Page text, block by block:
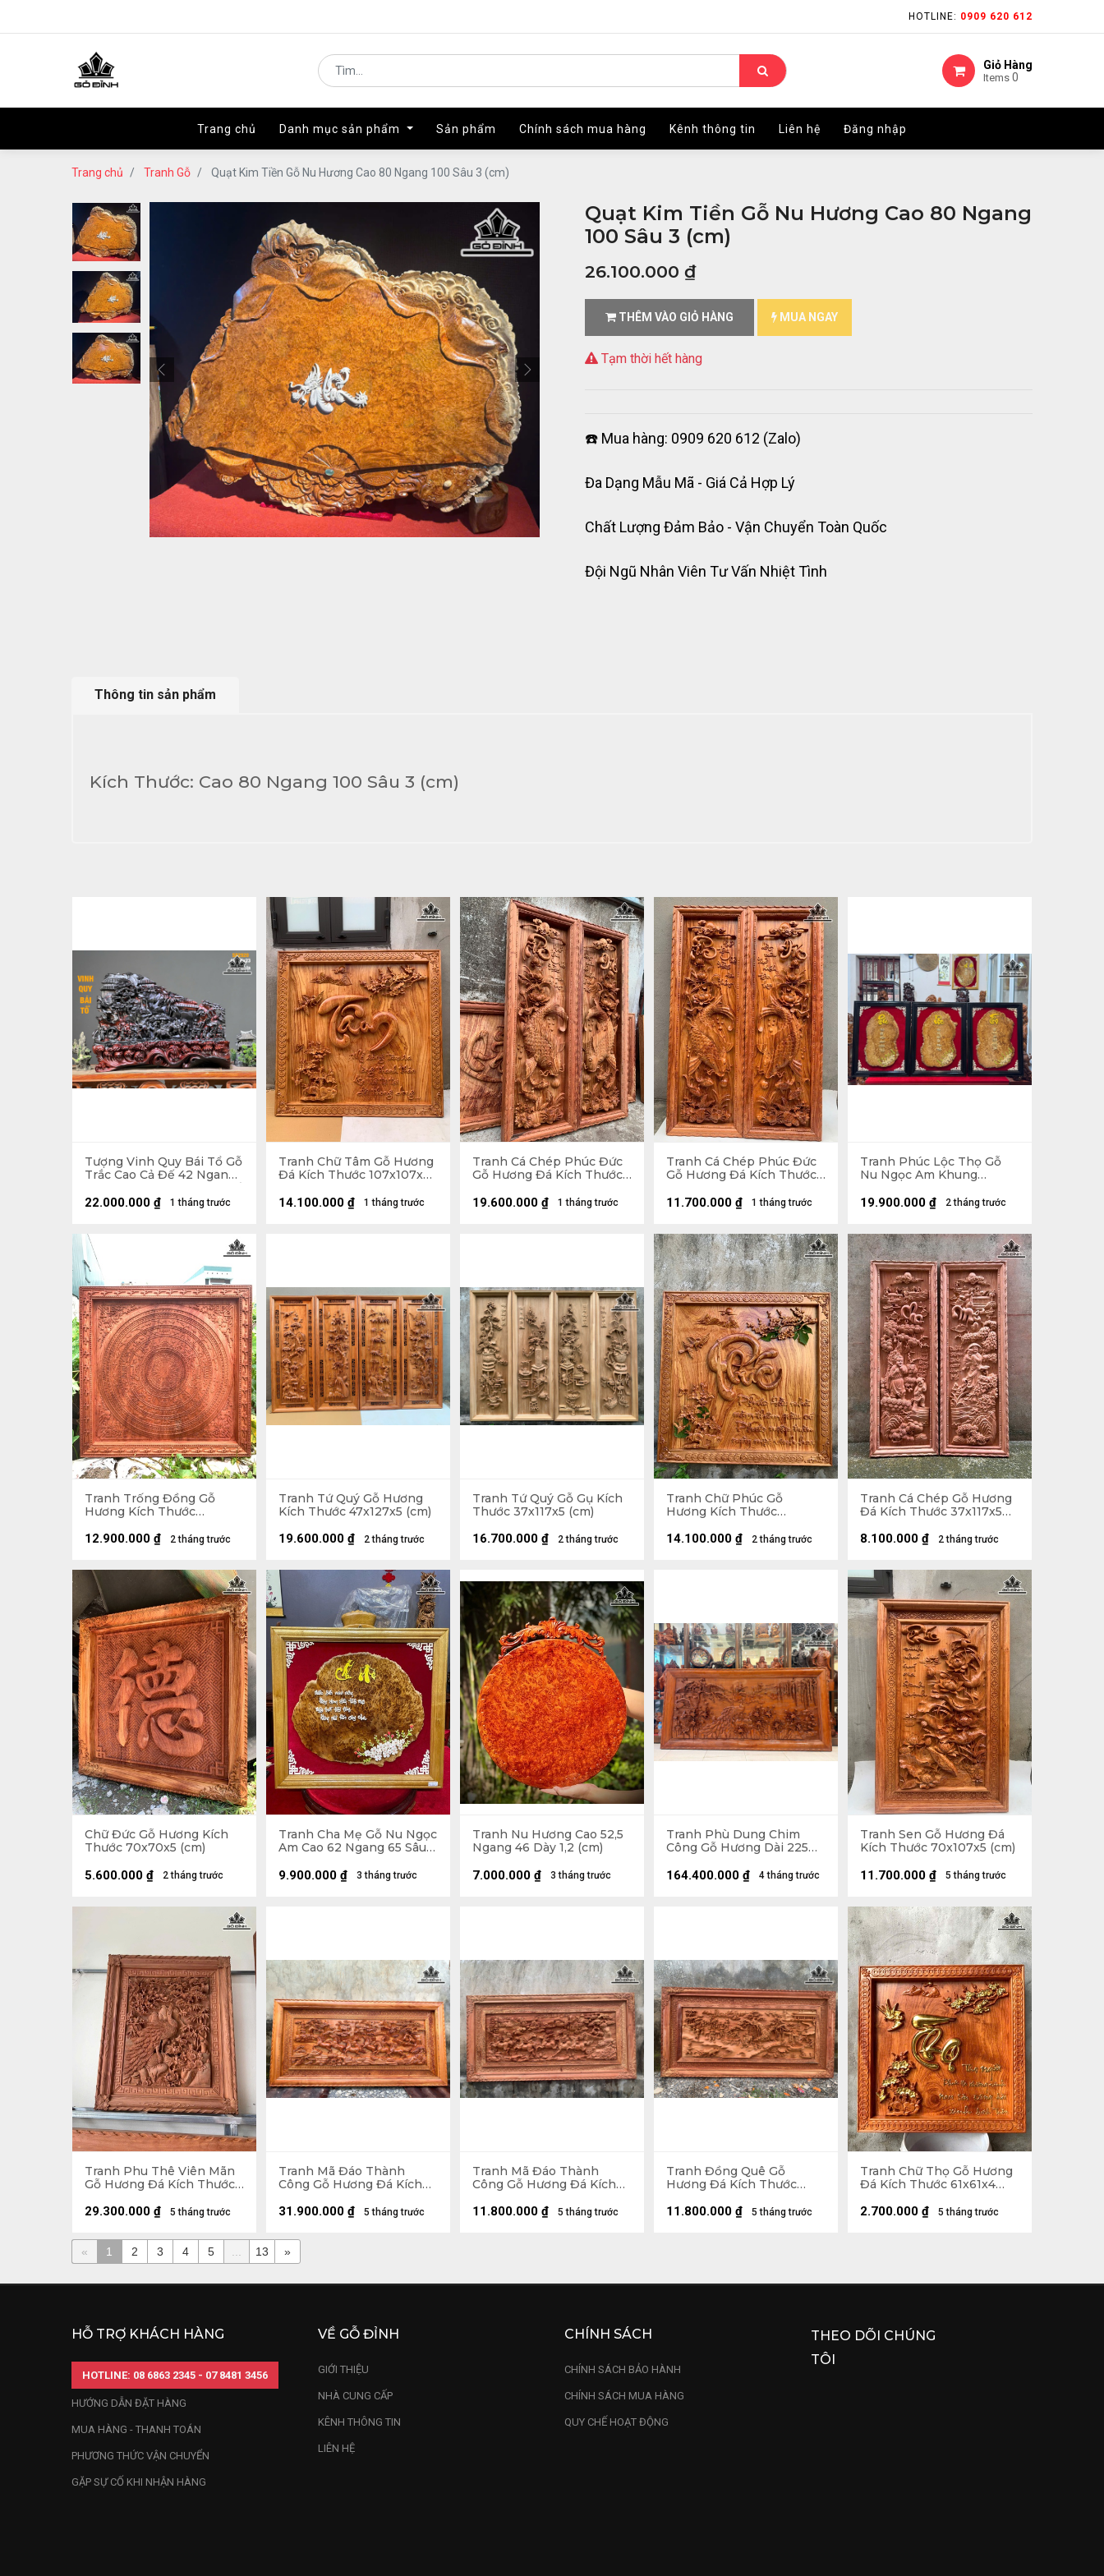
HOTLINE: 0909 620 612
Giỏ Hàng
Items 0
Trang chủ Danh mục sản phẩm Sản phẩm Chính sách mua hàng Kênh thông tin Liên hệ Đăng nhập
HOTLINE: 0909 620 612
Giỏ Hàng
Items 0
Trang chủ Danh mục sản phẩm Sản phẩm Chính sách mua hàng Kênh thông tin Liên hệ Đăng nhập
Trang chủ Tranh Gỗ Quạt Kim Tiền Gỗ Nu Hương Cao 80 Ngang 100 Sâu 3 (cm)
Quạt Kim Tiền Gỗ Nu Hương Cao 80 Ngang
100 Sâu 3 (cm)
26.100.000 ₫
THÊM VÀO GIỎ HÀNG MUA NGAY
Tạm thời hết hàng
☎️ Mua hàng: 0909 620 612 (Zalo)
Đa Dạng Mẫu Mã - Giá Cả Hợp Lý
Chất Lượng Đảm Bảo - Vận Chuyển Toàn Quốc
Đội Ngũ Nhân Viên Tư Vấn Nhiệt Tình
Thông tin sản phẩm
Kích Thước: Cao 80 Ngang 100 Sâu 3 (cm)
Tượng Vinh Quy Bái Tổ Gỗ
Trắc Cao Cả Đế 42 Ngang
58 Sâu 23 (cm) - Không Đế
32
1 tháng trước
22.000.000 ₫
Tranh Chữ Tâm Gỗ Hương
Đá Kích Thước 107x107x5
1 tháng trước
14.100.000 ₫
Tranh Cá Chép Phúc Đức
Gỗ Hương Đá Kích Thước
1 tháng trước
19.600.000 ₫
Tranh Cá Chép Phúc Đức
Gỗ Hương Đá Kích Thước
1 tháng trước
11.700.000 ₫
Tranh Phúc Lộc Thọ Gỗ
Nu Ngọc Am Khung
2 tháng trước
19.900.000 ₫
Tranh Trống Đồng Gỗ
Hương Kích Thước
2 tháng trước
12.900.000 ₫
Tranh Tứ Quý Gỗ Hương
Kích Thước 47x127x5 (cm)
2 tháng trước
19.600.000 ₫
Tranh Tứ Quý Gỗ Gụ Kích
Thước 37x117x5 (cm)
2 tháng trước
16.700.000 ₫
Tranh Chữ Phúc Gỗ
Hương Kích Thước
2 tháng trước
14.100.000 ₫
Tranh Cá Chép Gỗ Hương
Đá Kích Thước 37x117x5
2 tháng trước
8.100.000 ₫
Chữ Đức Gỗ Hương Kích
Thước 70x70x5 (cm)
2 tháng trước
5.600.000 ₫
Tranh Cha Mẹ Gỗ Nu Ngọc
Am Cao 62 Ngang 65 Sâu 3
3 tháng trước
9.900.000 ₫
Tranh Nu Hương Cao 52,5
Ngang 46 Dày 1,2 (cm)
3 tháng trước
7.000.000 ₫
Tranh Phù Dung Chim
Công Gỗ Hương Dài 225
4 tháng trước
164.400.000 ₫
Tranh Sen Gỗ Hương Đá
Kích Thước 70x107x5 (cm)
5 tháng trước
11.700.000 ₫
Tranh Phu Thê Viên Mãn
Gỗ Hương Đá Kích Thước
5 tháng trước
29.300.000 ₫
Tranh Mã Đáo Thành
Công Gỗ Hương Đá Kích
5 tháng trước
31.900.000 ₫
Tranh Mã Đáo Thành
Công Gỗ Hương Đá Kích
5 tháng trước
11.800.000 ₫
Tranh Đồng Quê Gỗ
Hương Đá Kích Thước
5 tháng trước
11.800.000 ₫
Tranh Chữ Thọ Gỗ Hương
Đá Kích Thước 61x61x4
5 tháng trước
2.700.000 ₫
« 1 2 3 4 5 13 »
HỖ TRỢ KHÁCH HÀNG
HOTLINE: 08 6863 2345 - 07 8481 3456
HƯỚNG DẪN ĐẶT HÀNG
MUA HÀNG - THANH TOÁN
PHƯƠNG THỨC VẬN CHUYỂN
GẶP SỰ CỐ KHI NHẬN HÀNG
VỀ GỖ ĐỈNH
GIỚI THIỆU
NHÀ CUNG CẤP
KÊNH THÔNG TIN
LIÊN HỆ
CHÍNH SÁCH
CHÍNH SÁCH BẢO HÀNH
CHÍNH SÁCH MUA HÀNG
QUY CHẾ HOẠT ĐỘNG
THEO DÕI CHÚNG
TÔI